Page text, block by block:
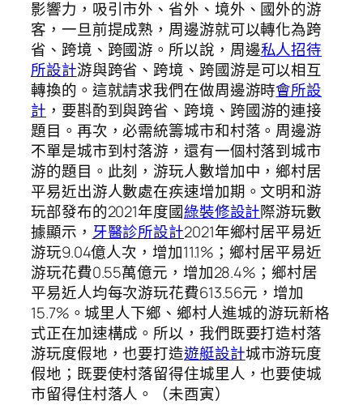
影響力，吸引市外、省外、境外、國外的游
客，一旦前提成熟，周邊游就可以轉化為跨
省、跨境、跨國游。所以說，周邊私人招待
所設計游與跨省、跨境、跨國游是可以相互
轉換的。這就請求我們在做周邊游時會所設
計 ，要斟酌到與跨省、跨境、跨國游的連接
題目。再次，必需統籌城市和村落。周邊游
不單是城市到村落游，還有一個村落到城市
游的題目。此刻，游玩人數增加中，鄉村居
平易近出游人數處在疾速增加期。文明和游
玩部發布的2021年度國綠裝修設計際游玩數
據顯示， 牙醫診所設計2021年鄉村居平易近
游玩9.04億人次，增加11.1%；鄉村居平易近
游玩花費0.55萬億元，增加28.4%；鄉村居
平易近人均每次游玩花費613.56元，增加
15.7%。城里人下鄉、鄉村人進城的游玩新格
式正在加速構成。所以，我們既要打造村落
游玩度假地，也要打造遊艇設計城市游玩度
假地；既要使村落留得住城里人，也要使城
市留得住村落人。（未酉寅）